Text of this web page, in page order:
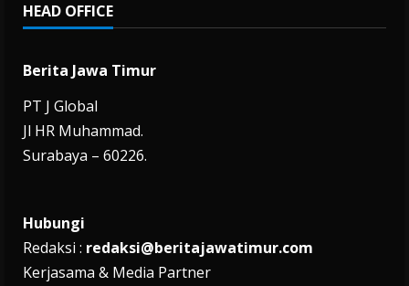
HEAD OFFICE
Berita Jawa Timur
PT J Global
Jl HR Muhammad.
Surabaya – 60226.
Hubungi
Redaksi : redaksi@beritajawatimur.com
Kerjasama & Media Partner